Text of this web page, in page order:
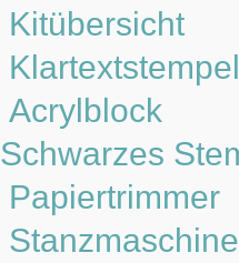
Kitübersicht
Acrylblock
Schwarzes
Papiertrimmer